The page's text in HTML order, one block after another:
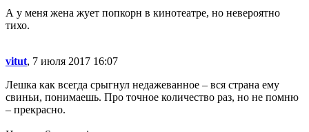
А у меня жена жует попкорн в кинотеатре, но невероятно
тихо.
vitut, 7 июля 2017 16:07
Лешка как всегда срыгнул недажеванное – вся страна ему
свиньи, понимаешь. Про точное количество раз, но не помню
– прекрасно.